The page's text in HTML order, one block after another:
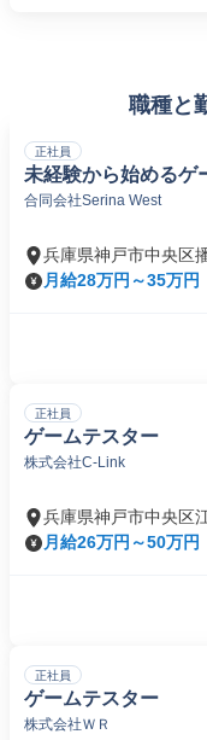
職種と
正社員
未経験から始めるゲ
合同会社Serina West
兵庫県神戸市中央区
月給28万円～35万円
正社員
ゲームテスター
株式会社C-Link
兵庫県神戸市中央区
月給26万円～50万円
正社員
ゲームテスター
株式会社ＷＲ